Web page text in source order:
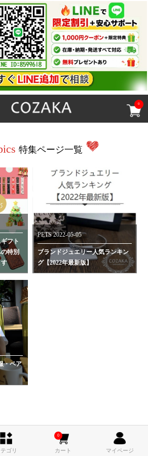
0
特集ページ一覧
フト
特別
す
PETS 2022-05-05
ブランドジュエリー人気ランキン
グ【2022年最新版】
・ペア
ゴリ カート
0
マイページ